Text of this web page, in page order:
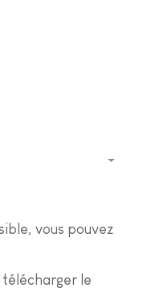
vous pouvez
télécharger le